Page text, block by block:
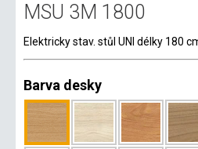
MSU 3M 1800
Elektricky stav. stůl UNI délky 180
Barva desky